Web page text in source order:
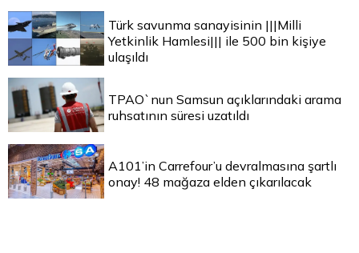
Türk savunma sanayisinin |||Milli
Yetkinlik Hamlesi||| ile 500 bin kişiye
ulaşıldı
TPAO`nun Samsun açıklarındaki arama
ruhsatının süresi uzatıldı
A101’in Carrefour’u devralmasına şartlı
onay! 48 mağaza elden çıkarılacak